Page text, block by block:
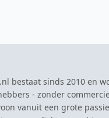
bestaat sinds 2010 en
- zonder
vanuit een grote